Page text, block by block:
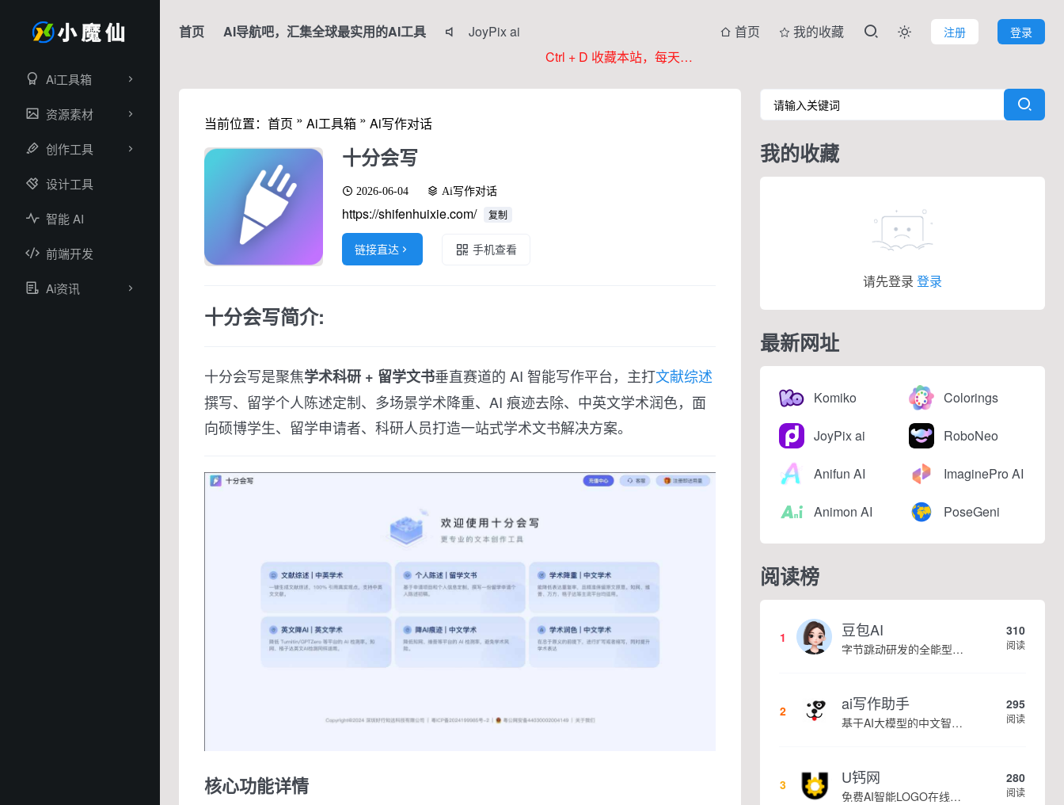
Ai工具箱
资源素材
创作工具
设计工具
智能 AI
前端开发
Ai资讯
首页 AI导航吧，汇集全球最实用的AI工具 
JoyPix ai
登录
注册

首页
我的收藏
Ctrl + D 收藏本站，每天更新好站！
当前位置： 首页 » Ai工具箱 » Ai写作对话
十分会写
2026-06-04 Ai写作对话
https://shifenhuixie.com/ 复制
链接直达  手机查看
十分会写简介:
十分会写是聚焦学术科研 + 留学文书垂直赛道的 AI 智能写作平台，主打文献综述
撰写、留学个人陈述定制、多场景学术降重、AI 痕迹去除、中英文学术润色，面
向硕博学生、留学申请者、科研人员打造一站式学术文书解决方案。
核心功能详情
我的收藏
请先登录 登录
最新网址
Komiko Colorings
JoyPix ai RoboNeo
Anifun AI ImaginePro AI
Animon AI PoseGeni
阅读榜
1 豆包AI
字节跳动研发的全能型AI智能助手，提供智能对话、知识问答、内容创作、学习办公等一站式AI服务
310
阅读
2 ai写作助手
基于AI大模型的中文智能写作工具，面向学生、自媒体、职场人士提供一站式文本创作服务 核心定位 AI写作助手是依托人工智能技术打造的创作辅助平台，专注中文文本生成与优化，帮助用户快速完成各类文案、文章、论文等内容创作，提升写作效率 核心功能 ...
295
阅读
3 U钙网
免费AI智能LOGO在线设计制作平台
280
阅读